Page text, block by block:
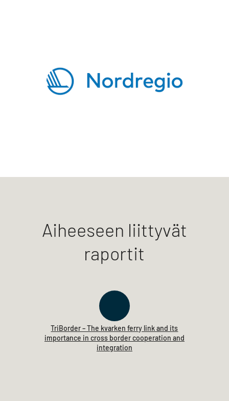
Aiheeseen liittyvät
raportit
TriBorder – The kvarken ferry link and its
importance in cross border cooperation and
integration